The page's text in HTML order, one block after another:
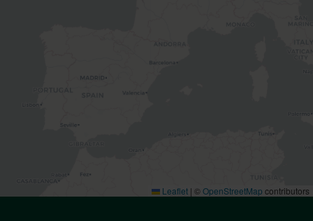
Leaflet | ©OpenStreetMap contributors